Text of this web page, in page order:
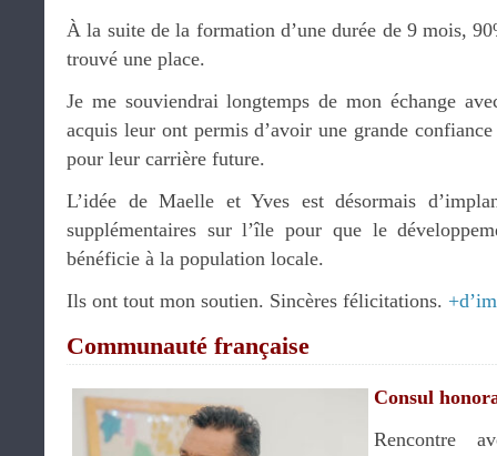
À la suite de la formation d’une durée de 9 mois,
trouvé une place.
Je me souviendrai longtemps de mon échange
acquis leur ont permis d’avoir une grande
pour leur carrière future.
L’idée de Maelle et Yves est désormais
supplémentaires sur l’île pour que le
bénéficie à la population locale.
Ils ont tout mon soutien. Sincères félicitations.
Communauté française
Consul
Rencontre